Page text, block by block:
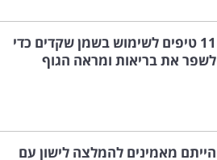
11 טיפים לשימוש בשמן שקדים כדי
לשפר את בריאות ומראה הגוף
הייתם מאמינים להמלצה לישון עם